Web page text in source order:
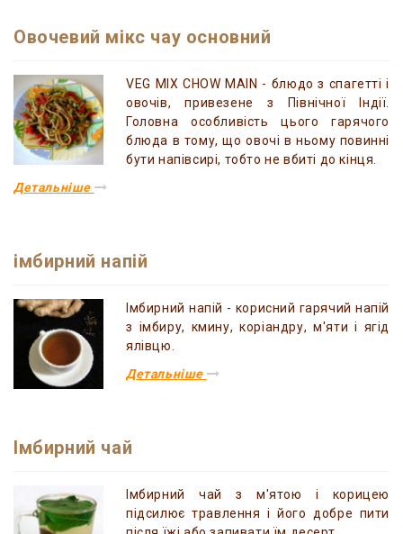
Овочевий мікс чау основний
VEG MIX CHOW MAIN - блюдо з спагетті і
овочів, привезене з Північної Індії.
Головна особливість цього гарячого
блюда в тому, що овочі в ньому повинні
бути напівсирі, тобто не вбиті до кінця.
Детальніше
імбирний напій
Імбирний напій - корисний гарячий напій
з імбиру, кмину, коріандру, м'яти і ягід
ялівцю.
Детальніше
Імбирний чай
Імбирний чай з м'ятою і корицею
підсилює травлення і його добре пити